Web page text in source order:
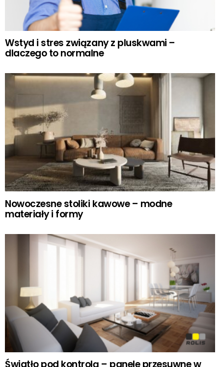
Wstyd i stres związany z pluskwami –
dlaczego to normalne
Nowoczesne stoliki kawowe – modne
materiały i formy
Światło pod kontrolą – panele przesuwne w